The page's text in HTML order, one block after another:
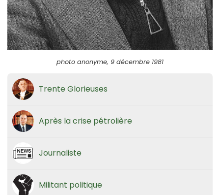
photo anonyme, 9 décembre 1981
Trente Glorieuses
Après la crise pétrolière
Journaliste
Militant politique